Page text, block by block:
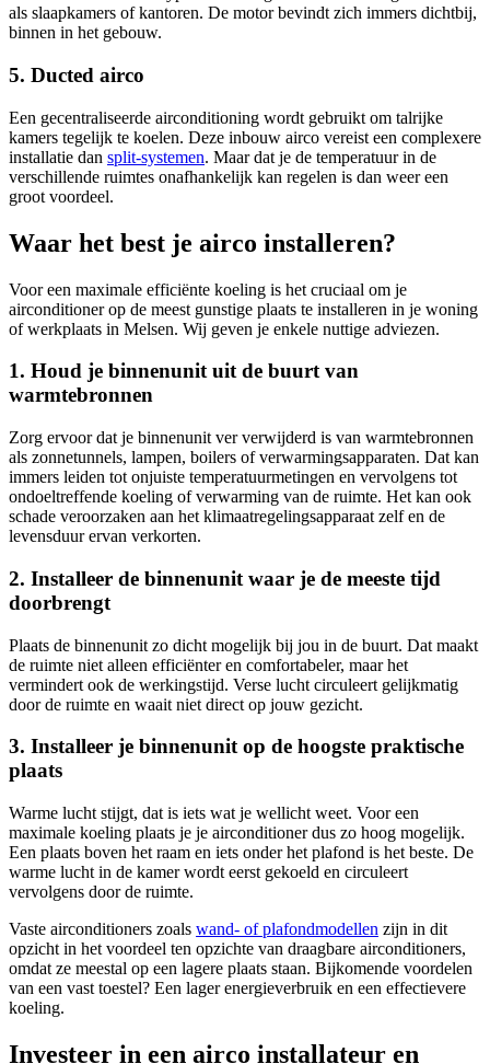
als slaapkamers of kantoren. De motor bevindt zich immers dichtbij,
binnen in het gebouw.
5. Ducted airco
Een gecentraliseerde airconditioning wordt gebruikt om talrijke
kamers tegelijk te koelen. Deze inbouw airco vereist een complexere
installatie dan split-systemen. Maar dat je de temperatuur in de
verschillende ruimtes onafhankelijk kan regelen is dan weer een
groot voordeel.
Waar het best je airco installeren?
Voor een maximale efficiënte koeling is het cruciaal om je
airconditioner op de meest gunstige plaats te installeren in je woning
of werkplaats in Melsen. Wij geven je enkele nuttige adviezen.
1. Houd je binnenunit uit de buurt van
warmtebronnen
Zorg ervoor dat je binnenunit ver verwijderd is van warmtebronnen
als zonnetunnels, lampen, boilers of verwarmingsapparaten. Dat kan
immers leiden tot onjuiste temperatuurmetingen en vervolgens tot
ondoeltreffende koeling of verwarming van de ruimte. Het kan ook
schade veroorzaken aan het klimaatregelingsapparaat zelf en de
levensduur ervan verkorten.
2. Installeer de binnenunit waar je de meeste tijd
doorbrengt
Plaats de binnenunit zo dicht mogelijk bij jou in de buurt. Dat maakt
de ruimte niet alleen efficiënter en comfortabeler, maar het
vermindert ook de werkingstijd. Verse lucht circuleert gelijkmatig
door de ruimte en waait niet direct op jouw gezicht.
3. Installeer je binnenunit op de hoogste praktische
plaats
Warme lucht stijgt, dat is iets wat je wellicht weet. Voor een
maximale koeling plaats je je airconditioner dus zo hoog mogelijk.
Een plaats boven het raam en iets onder het plafond is het beste. De
warme lucht in de kamer wordt eerst gekoeld en circuleert
vervolgens door de ruimte.
Vaste airconditioners zoals wand- of plafondmodellen zijn in dit
opzicht in het voordeel ten opzichte van draagbare airconditioners,
omdat ze meestal op een lagere plaats staan. Bijkomende voordelen
van een vast toestel? Een lager energieverbruik en een effectievere
koeling.
Investeer in een airco installateur en